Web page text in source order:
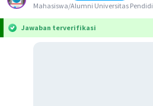
Mahasiswa/Alumni Universitas
Jawaban terverifikasi